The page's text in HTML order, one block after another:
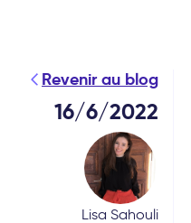
Revenir au blog
16/6/2022
Lisa Sahouli